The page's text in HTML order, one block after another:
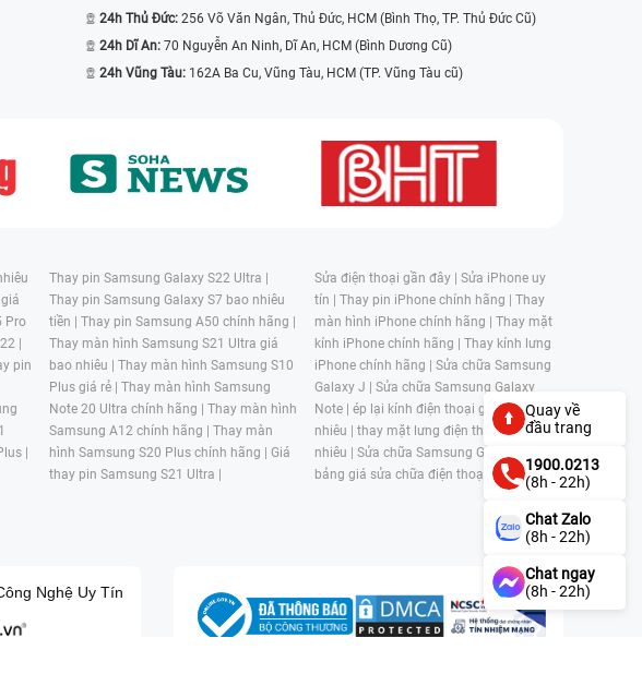
24h Thủ Đức: 256 Võ Văn Ngân, Thủ Đức, HCM (Bình Thọ, TP. Thủ Đức Cũ)
24h Dĩ An: 70 Nguyễn An Ninh, Dĩ An, HCM (Bình Dương Cũ)
24h Vũng Tàu: 162A Ba Cu, Vũng Tàu, HCM (TP. Vũng Tàu cũ)
Pro
|
pin
|
Thay pin Samsung Galaxy S22 Ultra |
Thay pin Samsung Galaxy S7 bao nhiêu
tiền | Thay pin Samsung A50 chính hãng |
Thay màn hình Samsung S21 Ultra giá
bao nhiêu | Thay màn hình Samsung S10
Plus giá rẻ | Thay màn hình Samsung
Note 20 Ultra chính hãng | Thay màn hình
Samsung A12 chính hãng | Thay màn
hình Samsung S20 Plus chính hãng | Giá
thay pin Samsung S21 Ultra |
Sửa điện thoại gần đây | Sửa iPhone uy
tín | Thay pin iPhone chính hãng | Thay
màn hình iPhone chính hãng | Thay mặt
kính iPhone chính hãng | Thay kính lưng
iPhone chính hãng | Sửa chữa Samsung
Galaxy J | Sửa chữa Samsung Galaxy
Note | ép lại kính điện thoại giá bao
nhiêu | thay mặt lưng điện thoại giá bao
nhiêu | Sửa chữa Samsung Galaxy S |
bảng giá sửa chữa điện thoại samsung |
Nghệ Uy Tín
Quay về
đầu trang
1900.0213
(8h - 22h)
Chat Zalo
(8h - 22h)
Chat ngay
(8h - 22h)